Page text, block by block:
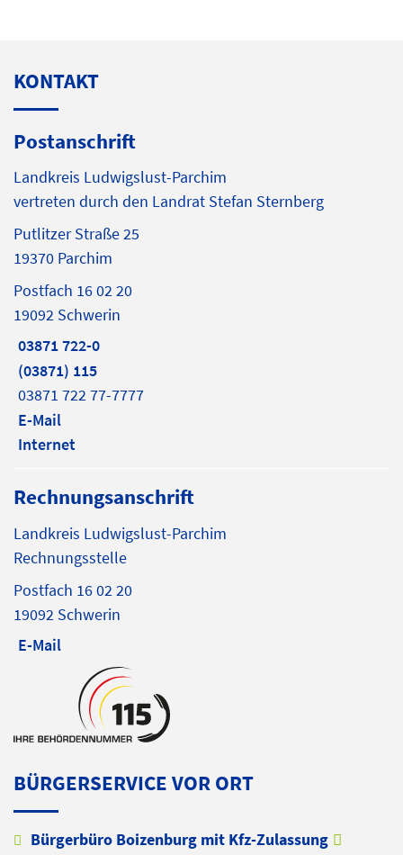
KONTAKT
Postanschrift
Landkreis Ludwigslust-Parchim
vertreten durch den Landrat Stefan Sternberg
Putlitzer Straße 25
19370 Parchim
Postfach 16 02 20
19092 Schwerin
03871 722-0
(03871) 115
03871 722 77-7777
E-Mail
Internet
Rechnungsanschrift
Landkreis Ludwigslust-Parchim
Rechnungsstelle
Postfach 16 02 20
19092 Schwerin
E-Mail
BÜRGERSERVICE VOR ORT
Bürgerbüro Boizenburg mit Kfz-Zulassung